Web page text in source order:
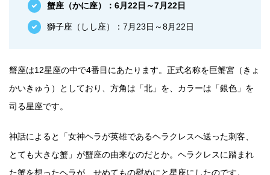
蟹座（かに座）：6月22日～7月22日
獅子座（しし座）：7月23日～8月22日
蟹座は12星座の中で4番目にあたります。正式名称を巨蟹宮（きょ
かいきゅう）としており、方角は「北」を、カラーは「銀色」を
司る星座です。
神話によると「女神ヘラが英雄であるヘラクレスへ送った刺客、
とても大きな蟹」が蟹座の由来なのだとか。ヘラクレスに踏まれ
た蟹を想ったヘラが、せめてもの慰めにと星座にしたのです。